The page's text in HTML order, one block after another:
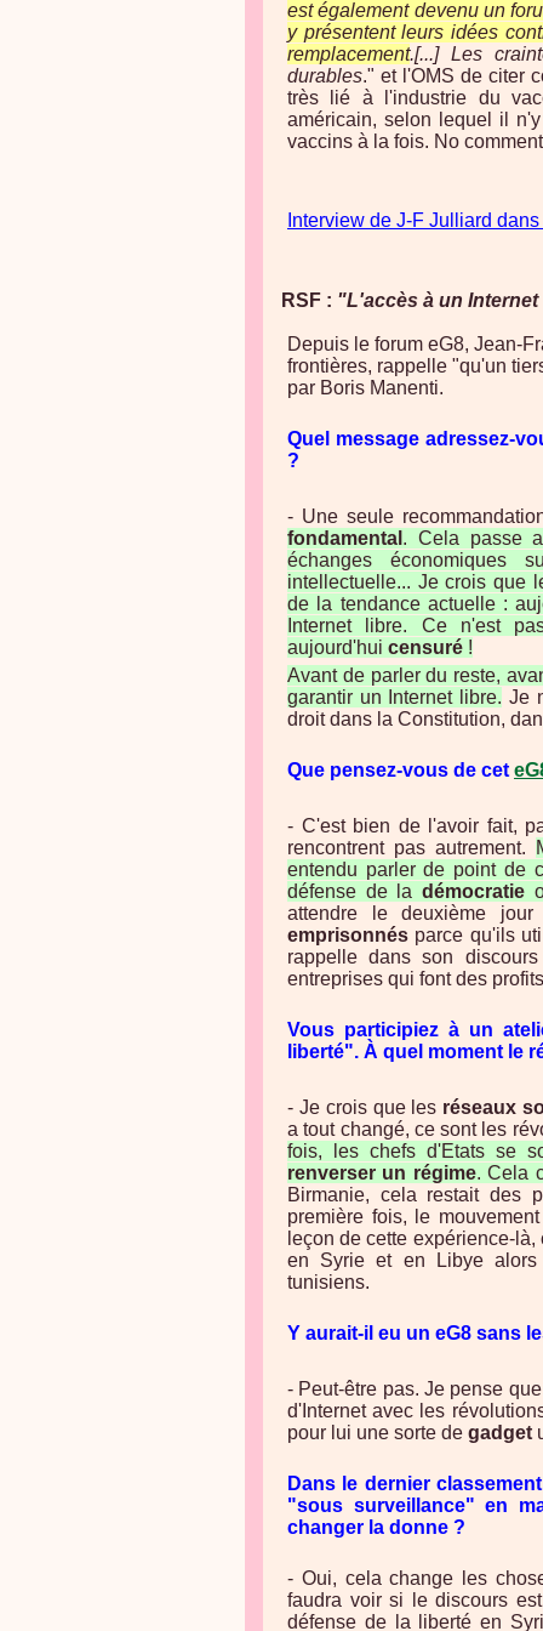
est également devenu un
y présentent leurs idées
remplacement.[...] Les
durables." et l'OMS de citer
très lié à l'industrie du
américain, selon lequel il
vaccins à la fois. No
Interview de J-F Julliard dans
RSF : "L'accès à un
Depuis le forum eG8, Jean-
frontières, rappelle "qu'un
par Boris Manenti.
Quel message adressez-
?
- Une seule
fondamental . Cela passe
échanges économiques
intellectuelle... Je crois que
de la tendance actuelle :
Internet libre. Ce n'est
aujourd'hui censuré !
Avant de parler du reste,
garantir un Internet libre. Je
droit dans la Constitution,
Que pensez-vous de cet
- C'est bien de l'avoir fait,
rencontrent pas autrement.
entendu parler de point de
défense de la démocratie
attendre le deuxième
emprisonnés parce qu'ils
rappelle dans son
entreprises qui font des
Vous participiez à un
liberté". À quel moment le
- Je crois que les réseaux
a tout changé, ce sont les
fois, les chefs d'Etats se
renverser un régime. Cela
Birmanie, cela restait des
première fois, le
leçon de cette expérience-
en Syrie et en Libye
tunisiens.
Y aurait-il eu un eG8 sans
- Peut-être pas. Je pense
d'Internet avec les
pour lui une sorte de gadget
Dans le dernier
"sous surveillance" en
changer la donne ?
- Oui, cela change les
faudra voir si le discours
défense de la liberté en